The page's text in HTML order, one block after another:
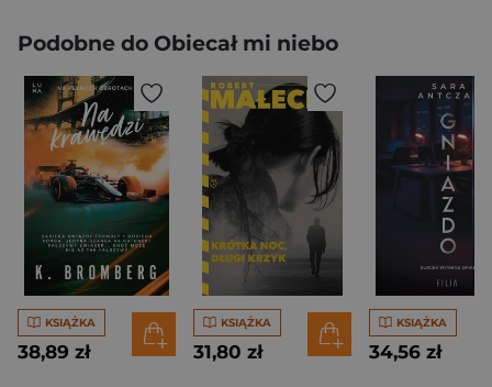
Podobne do Obiecał mi niebo
KSIĄŻKA
38,89 zł
KSIĄŻKA
31,80 zł
KSIĄŻKA
34,56 zł